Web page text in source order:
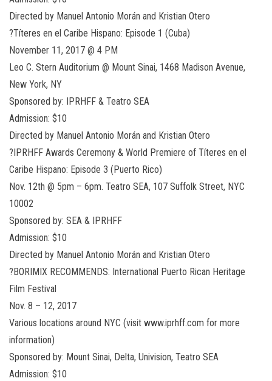
Directed by Manuel Antonio Morán and Kristian Otero
?Títeres en el Caribe Hispano: Episode 1 (Cuba)
November 11, 2017 @ 4 PM
Leo C. Stern Auditorium @ Mount Sinai, 1468 Madison Avenue,
New York, NY
Sponsored by: IPRHFF & Teatro SEA
Admission: $10
Directed by Manuel Antonio Morán and Kristian Otero
?IPRHFF Awards Ceremony & World Premiere of Títeres en el
Caribe Hispano: Episode 3 (Puerto Rico)
Nov. 12th @ 5pm – 6pm. Teatro SEA, 107 Suffolk Street, NYC
10002
Sponsored by: SEA & IPRHFF
Admission: $10
Directed by Manuel Antonio Morán and Kristian Otero
?BORIMIX RECOMMENDS: International Puerto Rican Heritage
Film Festival
Nov. 8 – 12, 2017
Various locations around NYC (visit www.iprhff.com for more
information)
Sponsored by: Mount Sinai, Delta, Univision, Teatro SEA
Admission: $10